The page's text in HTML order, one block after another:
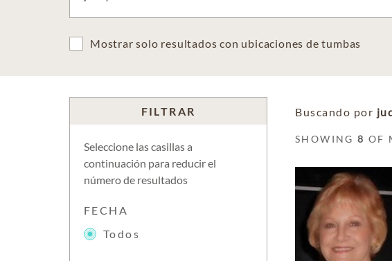
Mostrar solo resultados con ubicaciones de tumbas
FILTRAR
Seleccione las casillas a
continuación para reducir el
número de resultados
FECHA
Todos
Buscando por
SHOWING8 OF